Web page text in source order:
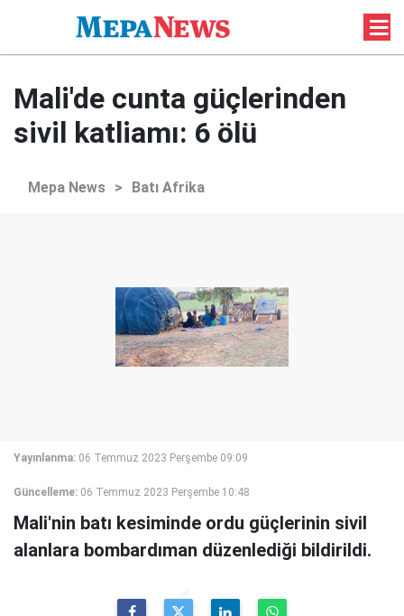
Mali'de cunta güçlerinden
sivil katliamı: 6 ölü
Mepa News > Batı Afrika
Yayınlanma: 06 Temmuz 2023 Perşembe 09:09
Güncelleme: 06 Temmuz 2023 Perşembe 10:48
Mali'nin batı kesiminde ordu güçlerinin sivil
alanlara bombardıman düzenlediği bildirildi.